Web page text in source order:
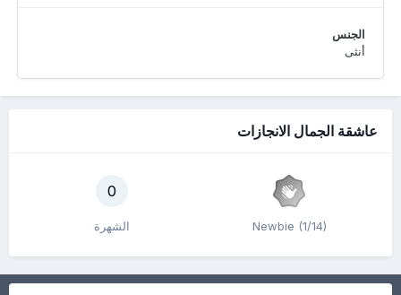
الجنس
أنثى
عاشقة الجمال الانجازات
Newbie (1/14)
0
الشهرة